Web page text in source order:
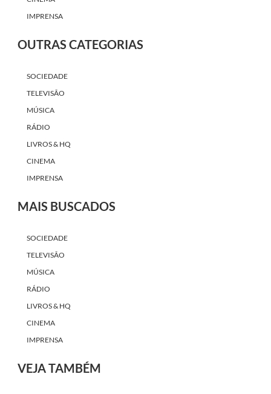
IMPRENSA
OUTRAS CATEGORIAS
SOCIEDADE
TELEVISÃO
MÚSICA
RÁDIO
LIVROS & HQ
CINEMA
IMPRENSA
MAIS BUSCADOS
SOCIEDADE
TELEVISÃO
MÚSICA
RÁDIO
LIVROS & HQ
CINEMA
IMPRENSA
VEJA TAMBÉM